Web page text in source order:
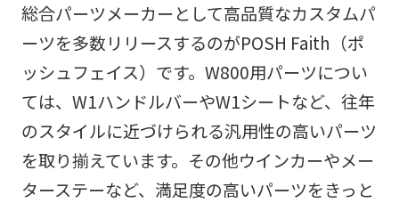
総合パーツメーカーとして高品質なカスタムパ
ーツを多数リリースするのがPOSH Faith（ポ
ッシュフェイス）です。W800用パーツについ
ては、W1ハンドルバーやW1シートなど、往年
のスタイルに近づけられる汎用性の高いパーツ
を取り揃えています。その他ウインカーやメー
ターステーなど、満足度の高いパーツをきっと